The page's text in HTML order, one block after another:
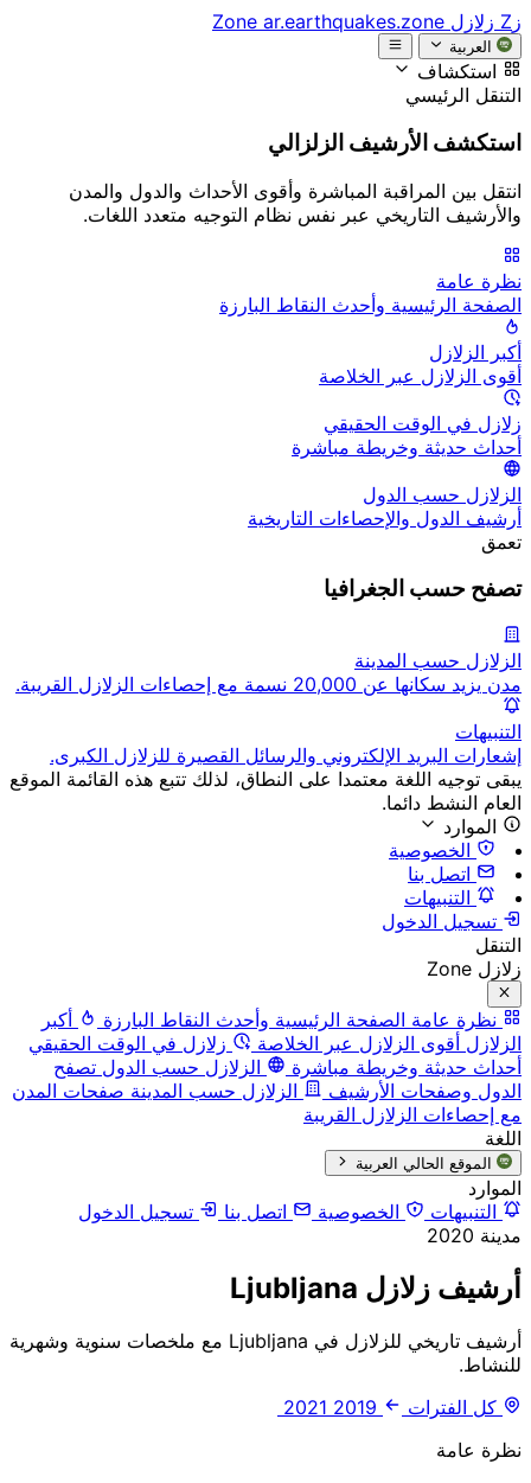
زZ زلازل Zone ar.earthquakes.zone
العربية
استكشاف
التنقل الرئيسي
استكشف الأرشيف الزلزالي
انتقل بين المراقبة المباشرة وأقوى الأحداث والدول والمدن
والأرشيف التاريخي عبر نفس نظام التوجيه متعدد اللغات.
نظرة عامة
الصفحة الرئيسية وأحدث النقاط البارزة
أكبر الزلازل
أقوى الزلازل عبر الخلاصة
زلازل في الوقت الحقيقي
أحداث حديثة وخريطة مباشرة
الزلازل حسب الدول
أرشيف الدول والإحصاءات التاريخية
تعمق
تصفح حسب الجغرافيا
الزلازل حسب المدينة
مدن يزيد سكانها عن 20,000 نسمة مع إحصاءات الزلازل القريبة.
التنبيهات
إشعارات البريد الإلكتروني والرسائل القصيرة للزلازل الكبرى.
يبقى توجيه اللغة معتمدا على النطاق، لذلك تتبع هذه القائمة الموقع
العام النشط دائما.
الموارد
الخصوصية
اتصل بنا
التنبيهات
تسجيل الدخول
التنقل
زلازل Zone
نظرة عامة الصفحة الرئيسية وأحدث النقاط البارزة
أكبر
الزلازل أقوى الزلازل عبر الخلاصة
زلازل في الوقت الحقيقي
أحداث حديثة وخريطة مباشرة
الزلازل حسب الدول تصفح
الدول وصفحات الأرشيف
الزلازل حسب المدينة صفحات المدن
مع إحصاءات الزلازل القريبة
اللغة
الموقع الحالي العربية
الموارد
التنبيهات
الخصوصية اتصل بنا
تسجيل الدخول
مدينة 2020
أرشيف زلازل Ljubljana
أرشيف تاريخي للزلازل في Ljubljana مع ملخصات سنوية وشهرية
للنشاط.
كل الفترات
2021
نظرة عامة